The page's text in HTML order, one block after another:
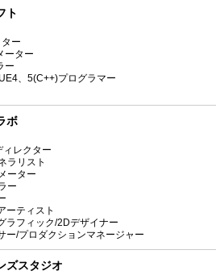
ト
ー
ーター
ー
、5(C++)プログラマー
ボ
レクター
ラリスト
ーター
ー
ーティスト
ラフィック/2Dデザイナー
ー/プロダクションマネージャー
ズスタジオ